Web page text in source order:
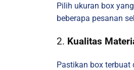
Pilih ukuran box
beberapa pesanan
2. Kualitas
Pastikan box